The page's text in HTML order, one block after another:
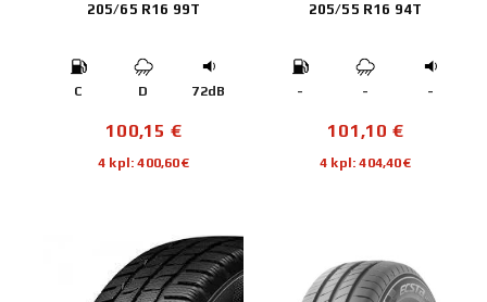
205/65 R16 99T
C D 72dB
100,15 €
4 kpl: 400,60€
205/55 R16 94T
- - -
101,10 €
4 kpl: 404,40€